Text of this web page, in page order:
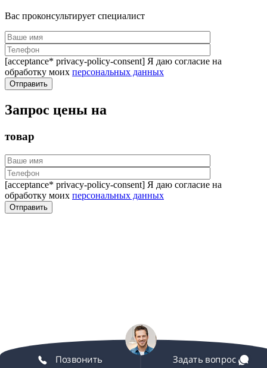
Вас проконсультирует специалист
[acceptance* privacy-policy-consent] Я даю согласие на
обработку моих персональных данных
Запрос цены на
товар
[acceptance* privacy-policy-consent] Я даю согласие на
обработку моих персональных данных
Позвонить Задать вопрос